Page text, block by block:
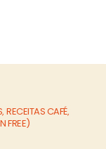
, RECEITAS CAFÉ,
FREE)